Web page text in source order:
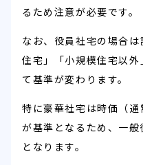
るため注意が必要です。
なお、役員社宅の場合
住宅」「小規模住宅以
て基準が変わります。
特に豪華社宅は時価（通
が基準となるため、一
となります。